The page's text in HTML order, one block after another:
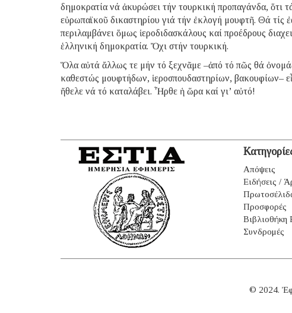
δημοκρατία νά ἀκυρώσει τήν τουρκική προπαγάνδα, ὅτι
εὐρωπαϊκοῦ δικαστηρίου γιά τήν ἐκλογή μουφτῆ. Θά
περιλαμβάνει ὅμως ἱεροδιδασκάλους καί προέδρους
ἑλληνική δημοκρατία. Ὄχι στήν τουρκική.
Ὅλα αὐτά ἄλλως τε μήν τό ξεχνᾶμε –ἀπό τό πῶς θά
καθεστώς μουφτήδων, ἱεροσπουδαστηρίων, βακουφίων–
ἤθελε νά τό καταλάβει. Ἦρθε ἡ ὥρα καί γι’ αὐτό!
Απόψεις
Ειδήσεις /
Προσφορές
Βιβλιοθήκη
Συνδρομές
© 2024.